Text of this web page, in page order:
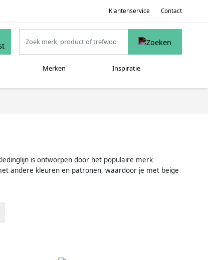
Klantenservice Contact
Merken Inspiratie
is ontworpen door het populaire merk
andere kleuren en patronen, waardoor je met beige